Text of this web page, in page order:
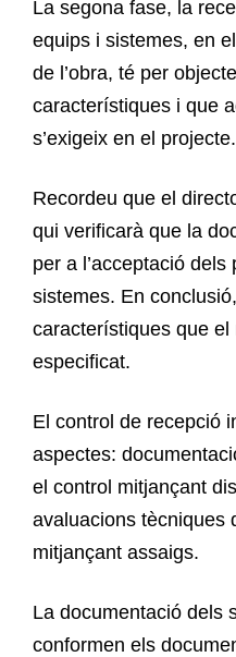
La segona fase, la
equips i sistemes, en
de l’obra, té per
característiques i que
s’exigeix en el projecte.
Recordeu que el
qui verificarà que la
per a l’acceptació
sistemes. En
característiques que
especificat.
El control de recepció
aspectes:
el control mitjançant
avaluacions tècniques
mitjançant assaigs.
La documentació dels
conformen els